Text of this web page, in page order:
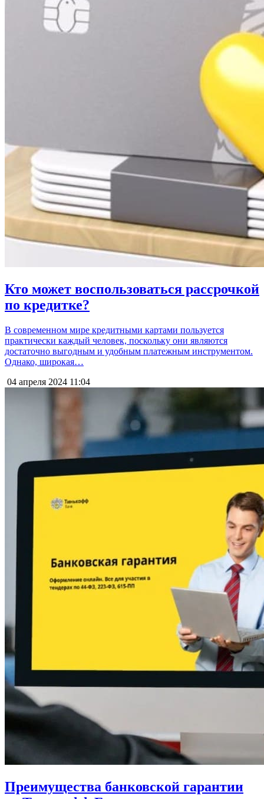
Кто может воспользоваться рассрочкой
по кредитке?
В современном мире кредитными картами пользуется
практически каждый человек, поскольку они являются
достаточно выгодным и удобным платежным инструментом.
Однако, широкая…
04 апреля 2024 11:04
Преимущества банковской гарантии